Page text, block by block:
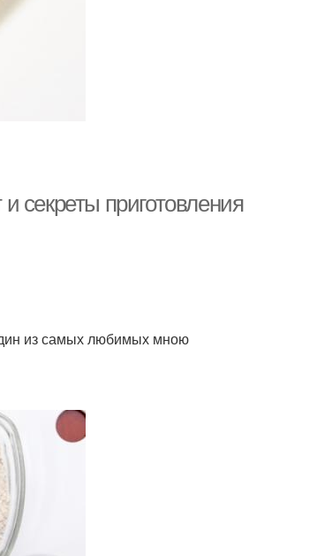
секреты приготовления
из самых любимых мною